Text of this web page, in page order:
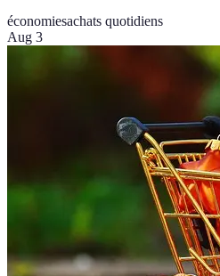
économiesachats quotidiens
Aug 3